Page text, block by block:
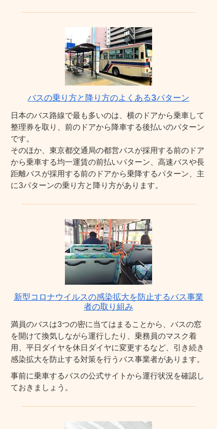
バスの乗り方と降り方のよくある3パターン
日本のバス路線で最も多いのは、横のドアから乗車して
整理券を取り、前のドアから降車する後払いのパターン
です。
そのほか、東京都交通局の都営バスが採用する前のドア
から乗車する均一運賃の前払いパターン、高速バスや長
距離バスが採用する前のドアから乗降するパターン、主
に3パターンの乗り方と降り方があります。
新型コロナウイルスの感染拡大を防止するバス事業
者の取り組み
満員のバスは3つの密に当てはまることから、バスの窓
を開けて換気しながら運行したり、乗務員のマスク着
用、平日ダイヤを休日ダイヤに変更するなど、引き続き
感染拡大を防止する対策を行うバス事業者があります。
事前に乗車するバスの公式サイトから運行状況を確認し
ておきましょう。